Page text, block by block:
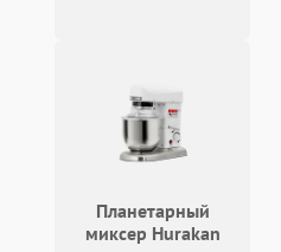
Планетарный
миксер Hurakan